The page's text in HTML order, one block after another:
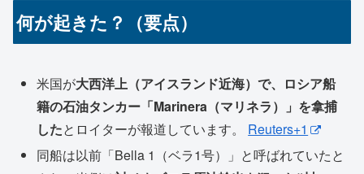
何が起きた？（要点）
米国が大西洋上（アイスランド近海）で、ロシア船
籍の石油タンカー「Marinera（マリネラ）」を拿捕
したとロイターが報道しています。 Reuters+1
同船は以前「Bella 1（ベラ1号）」と呼ばれていたと